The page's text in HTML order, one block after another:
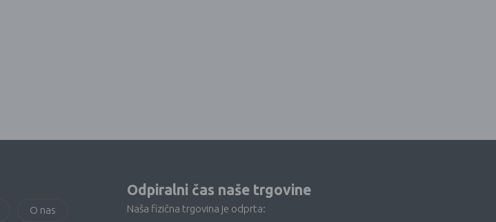
O nas
Odpiralni čas naše trgovine
Naša fizična trgovina je odprta: